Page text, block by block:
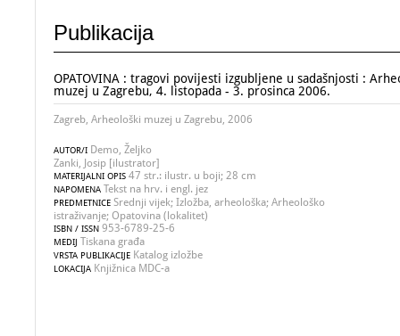
Publikacija
OPATOVINA : tragovi povijesti izgubljene u sadašnjosti :
muzej u Zagrebu, 4. listopada - 3. prosinca 2006.
Zagreb, Arheološki muzej u Zagrebu, 2006
AUTOR/I Demo, Željko
Zanki, Josip [ilustrator]
MATERIJALNI OPIS 47 str.: ilustr. u boji; 28 cm
NAPOMENA Tekst na hrv. i engl. jez
PREDMETNICE Srednji vijek; Izložba, arheološka; Arheološko
istraživanje; Opatovina (lokalitet)
ISBN / ISSN 953-6789-25-6
MEDIJ Tiskana građa
VRSTA PUBLIKACIJE Katalog izložbe
LOKACIJA Knjižnica MDC-a